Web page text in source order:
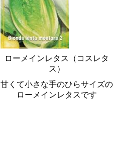
ローメインレタス（コスレタ
ス）
甘くて小さな手のひらサイズの
ローメインレタスです